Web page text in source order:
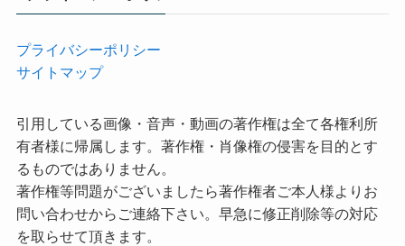
プライバシーポリシー
サイトマップ
引用している画像・音声・動画の著作権は全て各権利所
有者様に帰属します。著作権・肖像権の侵害を目的とす
るものではありません。
著作権等問題がございましたら著作権者ご本人様よりお
問い合わせからご連絡下さい。早急に修正削除等の対応
を取らせて頂きます。